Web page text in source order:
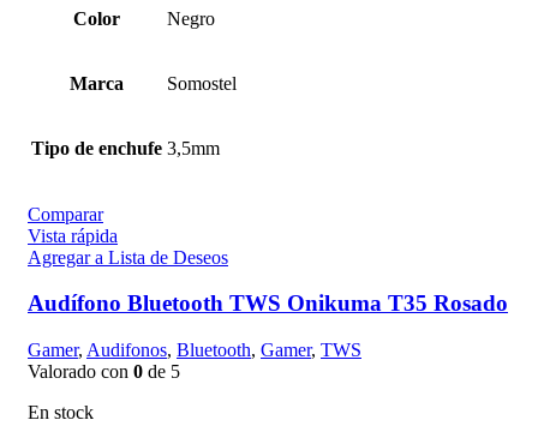
S/99.90.
S/75.00.
Color Negro
Marca Somostel
Tipo de enchufe 3,5mm
Comparar
Vista rápida
Agregar a Lista de Deseos
Audífono Bluetooth TWS Onikuma T35 Rosado
Gamer, Audifonos, Bluetooth, Gamer, TWS
Valorado con 0 de 5
En stock